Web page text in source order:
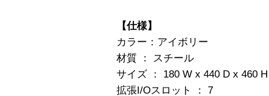
【仕様】
カラー：アイボリー
材質 ： スチール
サイズ ： 180 W x 440 D x 460
拡張I/Oスロット ： 7